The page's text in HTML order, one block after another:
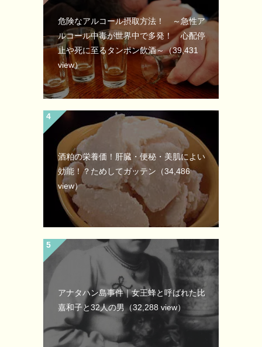
危険なアルコール摂取方法！ ～急性ア
ルコール中毒が世界中で多発！ 心配停
止や死に至るタンポン飲酒～（39,431
view）
酒粕の栄養価！肝臓・便秘・美肌によい
効能！？ためしてガッテン （34,486
view）
アナタハン島事件｜女王蜂と呼ばれた比
嘉和子と32人の男（32,288 view）